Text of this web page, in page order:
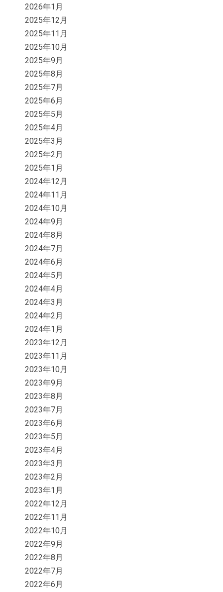
2026年1月
2025年12月
2025年11月
2025年10月
2025年9月
2025年8月
2025年7月
2025年6月
2025年5月
2025年4月
2025年3月
2025年2月
2025年1月
2024年12月
2024年11月
2024年10月
2024年9月
2024年8月
2024年7月
2024年6月
2024年5月
2024年4月
2024年3月
2024年2月
2024年1月
2023年12月
2023年11月
2023年10月
2023年9月
2023年8月
2023年7月
2023年6月
2023年5月
2023年4月
2023年3月
2023年2月
2023年1月
2022年12月
2022年11月
2022年10月
2022年9月
2022年8月
2022年7月
2022年6月